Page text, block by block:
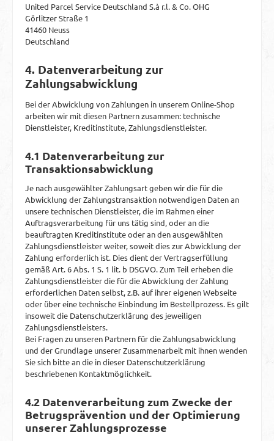
United Parcel Service Deutschland S.à r.l. & Co. OHG
Görlitzer Straße 1
41460 Neuss
Deutschland
4. Datenverarbeitung zur
Zahlungsabwicklung
Bei der Abwicklung von Zahlungen in unserem Online-Shop
arbeiten wir mit diesen Partnern zusammen: technische
Dienstleister, Kreditinstitute, Zahlungsdienstleister.
4.1 Datenverarbeitung zur
Transaktionsabwicklung
Je nach ausgewählter Zahlungsart geben wir die für die
Abwicklung der Zahlungstransaktion notwendigen Daten an
unsere technischen Dienstleister, die im Rahmen einer
Auftragsverarbeitung für uns tätig sind, oder an die
beauftragten Kreditinstitute oder an den ausgewählten
Zahlungsdienstleister weiter, soweit dies zur Abwicklung der
Zahlung erforderlich ist. Dies dient der Vertragserfüllung
gemäß Art. 6 Abs. 1 S. 1 lit. b DSGVO. Zum Teil erheben die
Zahlungsdienstleister die für die Abwicklung der Zahlung
erforderlichen Daten selbst, z.B. auf ihrer eigenen Webseite
oder über eine technische Einbindung im Bestellprozess. Es gilt
insoweit die Datenschutzerklärung des jeweiligen
Zahlungsdienstleisters.
Bei Fragen zu unseren Partnern für die Zahlungsabwicklung
und der Grundlage unserer Zusammenarbeit mit ihnen wenden
Sie sich bitte an die in dieser Datenschutzerklärung
beschriebenen Kontaktmöglichkeit.
4.2 Datenverarbeitung zum Zwecke der
Betrugsprävention und der Optimierung
unserer Zahlungsprozesse